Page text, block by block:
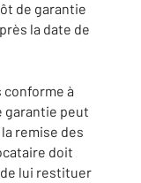
de garantie
la date de
conforme à
garantie peut
remise des
doit
lui restituer